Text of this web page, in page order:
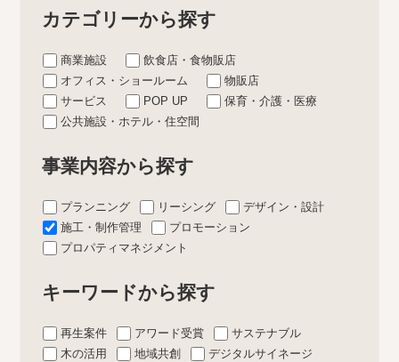
カテゴリーから探す
商業施設
飲食店・食物販店
オフィス・ショールーム
物販店
サービス
POP UP
保育・介護・医療
公共施設・ホテル・住空間
事業内容から探す
プランニング リーシング
デザイン・設計
施工・制作管理
プロモーション
プロパティマネジメント
キーワードから探す
再生案件 アワード受賞
サステナブル
木の活用
地域共創
デジタルサイネージ